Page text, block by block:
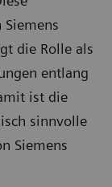
die Rolle als
entlang
ist die
sinnvolle
Siemens